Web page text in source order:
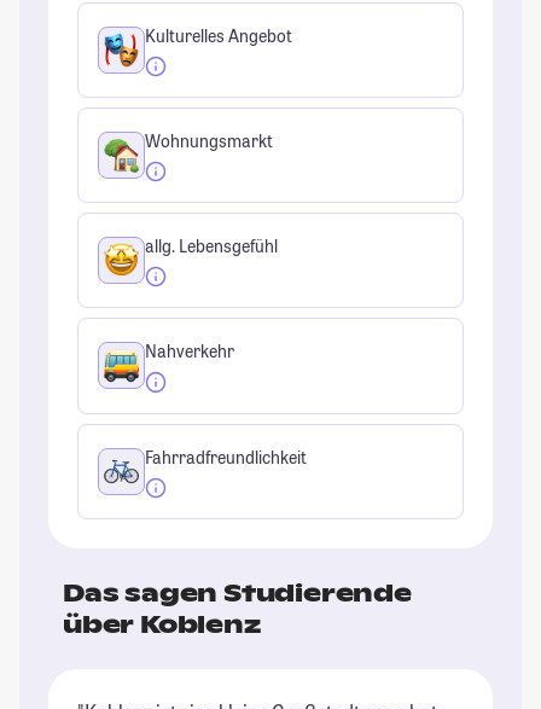
Kulturelles Angebot
Wohnungsmarkt
allg. Lebensgefühl
Nahverkehr
Fahrradfreundlichkeit
Das sagen Studierende
über Koblenz